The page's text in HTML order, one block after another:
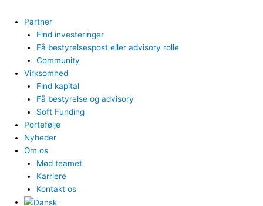
Partner
Find investeringer
Få bestyrelsespost eller advisory rolle
Community
Virksomhed
Find kapital
Få bestyrelse og advisory
Soft Funding
Portefølje
Nyheder
Om os
Mød teamet
Karriere
Kontakt os